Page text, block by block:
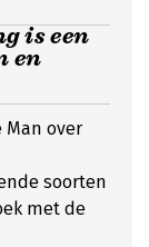
is een
en
over
soorten
met de